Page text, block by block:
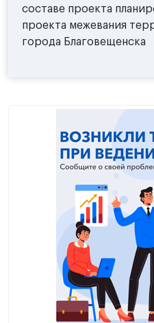
составе проекта
проекта межевания
города Благовещенска